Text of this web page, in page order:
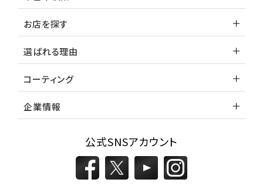
お店を探す
選ばれる理由
コーティング
企業情報
公式SNSアカウント